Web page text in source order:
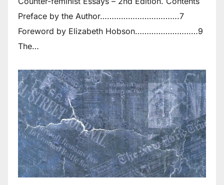
Preface by the Author…………………………….7
Foreword by Elizabeth Hobson………………………9
The…